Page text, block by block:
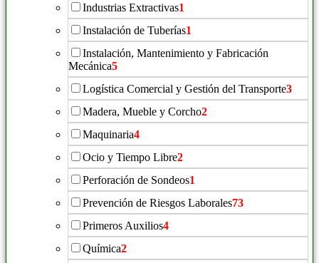
Industrias Extractivas1
Instalación de Tuberías1
Instalación, Mantenimiento y Fabricación
Mecánica5
Logística Comercial y Gestión del Transporte3
Madera, Mueble y Corcho2
Maquinaria4
Ocio y Tiempo Libre2
Perforación de Sondeos1
Prevención de Riesgos Laborales73
Primeros Auxilios4
Química2